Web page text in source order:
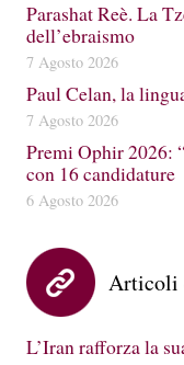
Parashat Reè. La
dell’ebraismo
7 Agosto 2026
Paul Celan, la
7 Agosto 2026
Premi Ophir 2026:
con 16 candidature
6 Agosto 2026
Articoli
L’Iran rafforza la